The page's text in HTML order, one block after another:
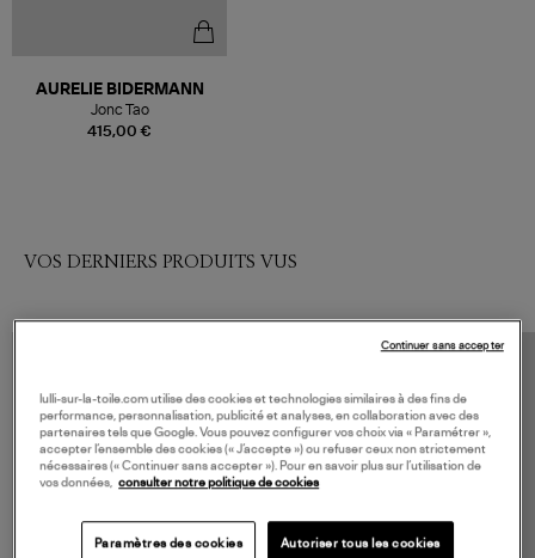
415,00 €
AURELIE BIDERMANN
Jonc Tao
VOS DERNIERS PRODUITS VUS
lulli-sur-la-toile.com utilise des cookies et technologies similaires à des fins de
performance, personnalisation, publicité et analyses, en collaboration avec des
partenaires tels que Google. Vous pouvez configurer vos choix via « Paramétrer »,
accepter l’ensemble des cookies (« J’accepte ») ou refuser ceux non strictement
nécessaires (« Continuer sans accepter »). Pour en savoir plus sur l’utilisation de
vos données, consulter notre politique de cookies
Paramètres des cookies Autoriser tous les cookies
Continuer sans accepter